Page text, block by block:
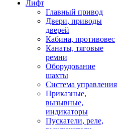
Лифт
Главный привод
Двери, приводы
дверей
Кабина, противовес
Канаты, тяговые
ремни
Оборудование
шахты
Система управления
Приказные,
вызывные,
индикаторы
Пускатели, реле,